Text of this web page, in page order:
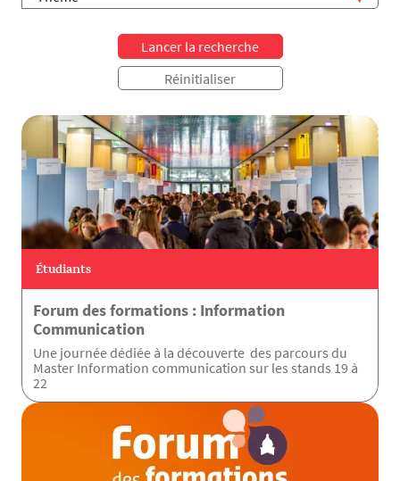
Étudiants
Forum des formations : Information
Communication
Une journée dédiée à la découverte des parcours du
Master Information communication sur les stands 19 à
22